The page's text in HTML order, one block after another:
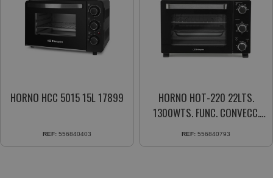
HORNO HCC 5015 15L 17899
REF: 556840403
HORNO HOT-220 22LTS.
1300WTS. FUNC. CONVECC.
TEMPOR. 60 MIN.
REF: 556840793